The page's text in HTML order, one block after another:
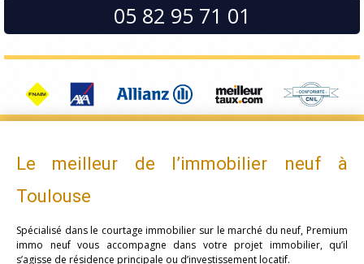
05 82 95 71 01
Le meilleur de l’immobilier neuf à
Toulouse
Spécialisé dans le courtage immobilier sur le marché du neuf, Premium
immo neuf vous accompagne dans votre projet immobilier, qu’il
s’agisse de résidence principale ou d’investissement locatif.